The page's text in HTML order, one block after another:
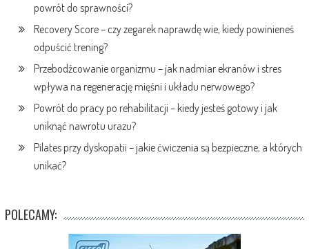
powrót do sprawności?
Recovery Score – czy zegarek naprawdę wie, kiedy powinieneś
odpuścić trening?
Przebodźcowanie organizmu – jak nadmiar ekranów i stres
wpływa na regenerację mięśni i układu nerwowego?
Powrót do pracy po rehabilitacji – kiedy jesteś gotowy i jak
uniknąć nawrotu urazu?
Pilates przy dyskopatii – jakie ćwiczenia są bezpieczne, a których
unikać?
POLECAMY: